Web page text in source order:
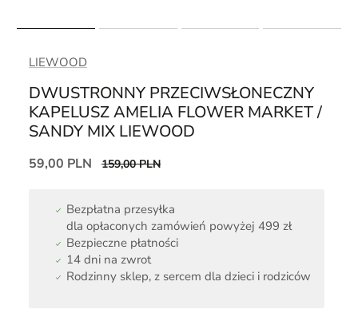
LIEWOOD
DWUSTRONNY PRZECIWSŁONECZNY
KAPELUSZ AMELIA FLOWER MARKET /
SANDY MIX LIEWOOD
59,00 PLN 159,00 PLN
Bezpłatna przesyłka
dla opłaconych zamówień powyżej 499 zł
Bezpieczne płatności
14 dni na zwrot
Rodzinny sklep, z sercem dla dzieci i rodziców